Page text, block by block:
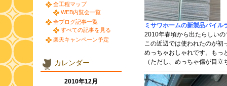
ミサワホームの新製品パイル
2010年春頃から出たらしいの
この近辺では使われたのが初
めっちゃおしゃれです。もっ
（ただし、めっちゃ傷が目立
全工程マップ
WEB内覧会一覧
全ブログ記事一覧
すべての記事を見る
楽天キャンペーン予定
カレンダー
2010年12月